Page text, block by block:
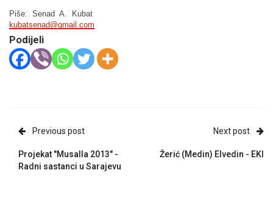
Piše: Senad A. Kubat
kubatsenad@gmail.com
Podijeli
Previous post
Projekat "Musalla 2013" -
Radni sastanci u Sarajevu
Next post
Žerić (Medin) Elvedin - EKI